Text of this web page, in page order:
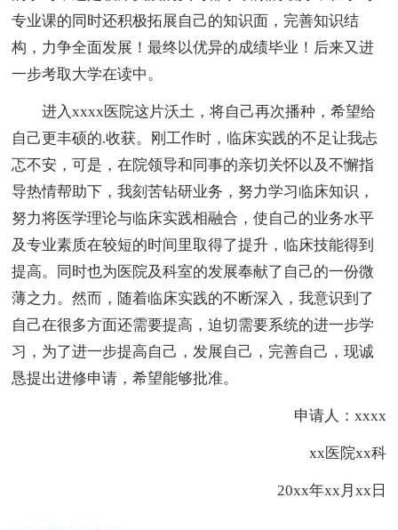
专业课的同时还积极拓展自己的知识面，完善知识结
构，力争全面发展！最终以优异的成绩毕业！后来又进
一步考取大学在读中。
进入xxxx医院这片沃土，将自己再次播种，希望给
自己更丰硕的.收获。刚工作时，临床实践的不足让我忐
忑不安，可是，在院领导和同事的亲切关怀以及不懈指
导热情帮助下，我刻苦钻研业务，努力学习临床知识，
努力将医学理论与临床实践相融合，使自己的业务水平
及专业素质在较短的时间里取得了提升，临床技能得到
提高。同时也为医院及科室的发展奉献了自己的一份微
薄之力。然而，随着临床实践的不断深入，我意识到了
自己在很多方面还需要提高，迫切需要系统的进一步学
习，为了进一步提高自己，发展自己，完善自己，现诚
恳提出进修申请，希望能够批准。
申请人：xxxx
xx医院xx科
20xx年xx月xx日